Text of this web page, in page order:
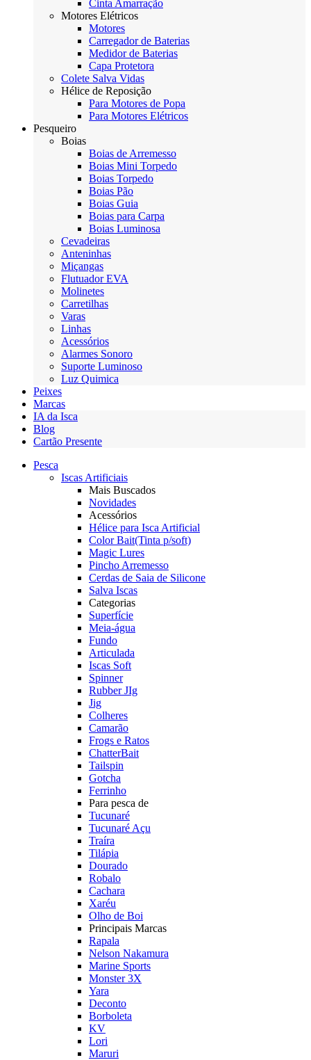
Cinta Amarração
Motores Elétricos
Motores
Carregador de Baterias
Medidor de Baterias
Capa Protetora
Colete Salva Vidas
Hélice de Reposição
Para Motores de Popa
Para Motores Elétricos
Pesqueiro
Boias
Boias de Arremesso
Boias Mini Torpedo
Boias Torpedo
Boias Pão
Boias Guia
Boias para Carpa
Boias Luminosa
Cevadeiras
Anteninhas
Miçangas
Flutuador EVA
Molinetes
Carretilhas
Varas
Linhas
Acessórios
Alarmes Sonoro
Suporte Luminoso
Luz Quimica
Peixes
Marcas
IA da Isca
Blog
Cartão Presente
Pesca
Iscas Artificiais
Mais Buscados
Novidades
Acessórios
Hélice para Isca Artificial
Color Bait(Tinta p/soft)
Magic Lures
Pincho Arremesso
Cerdas de Saia de Silicone
Salva Iscas
Categorias
Superfície
Meia-água
Fundo
Articulada
Iscas Soft
Spinner
Rubber JIg
Jig
Colheres
Camarão
Frogs e Ratos
ChatterBait
Tailspin
Gotcha
Ferrinho
Para pesca de
Tucunaré
Tucunaré Açu
Traíra
Tilápia
Dourado
Robalo
Cachara
Xaréu
Olho de Boi
Principais Marcas
Rapala
Nelson Nakamura
Marine Sports
Monster 3X
Yara
Deconto
Borboleta
KV
Lori
Maruri